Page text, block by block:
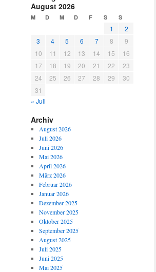
August 2026
M D M D F S S
1
2
3
4 5 6 7 8
9
10
11 12 13 14 15
16
17
18 19 20 21 22
23
24
25 26 27 28 29
30
31
« Juli
Archiv
August 2026
Juli 2026
Juni 2026
Mai 2026
April 2026
März 2026
Februar 2026
Januar 2026
Dezember 2025
November 2025
Oktober 2025
September 2025
August 2025
Juli 2025
Juni 2025
Mai 2025